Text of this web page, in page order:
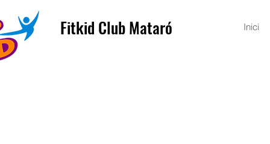
Inici
Fitkid Club Mataró